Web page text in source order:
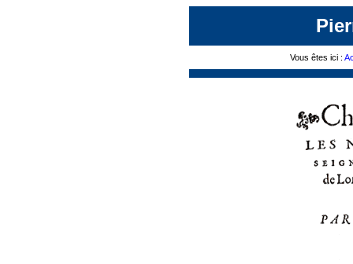
Vous êtes ici :